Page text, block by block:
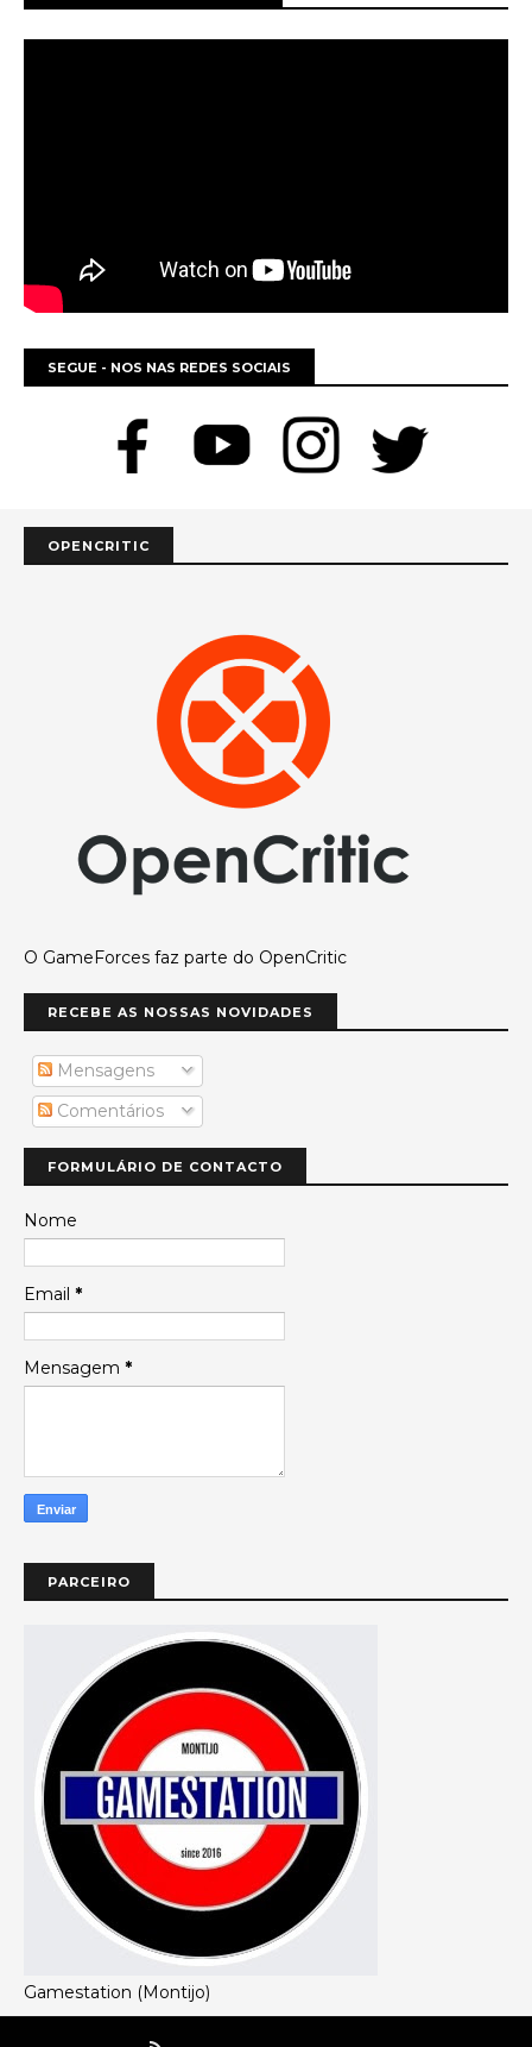
SEGUE - NOS NAS REDES SOCIAIS
OPENCRITIC
O GameForces faz parte do OpenCritic
RECEBE AS NOSSAS NOVIDADES
Mensagens
Comentários
FORMULÁRIO DE CONTACTO
Nome
Email *
Mensagem *
PARCEIRO
Gamestation (Montijo)